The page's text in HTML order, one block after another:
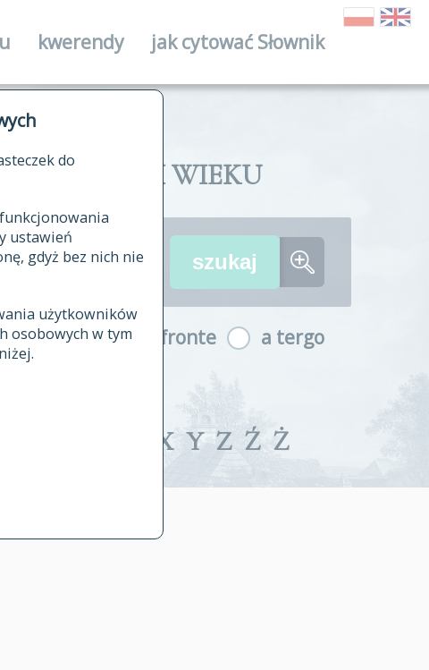
do
ustawień
gdyż bez nich nie
użytkowników
osobowych w tym
źródłowych
kwerendy jak cytować Słownik
XVII I XVIII WIEKU
a fronte a tergo
X Y Z Ź Ż